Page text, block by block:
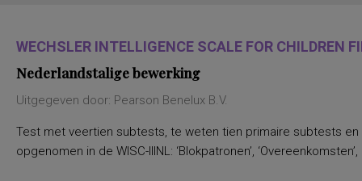
WECHSLER INTELLIGENCE SCALE FOR CHILDREN
Nederlandstalige bewerking
Uitgegeven door: Pearson Benelux B.V.
Test met veertien subtests, te weten tien primaire subtests
opgenomen in de WISC-IIINL: ‘Blokpatronen’,